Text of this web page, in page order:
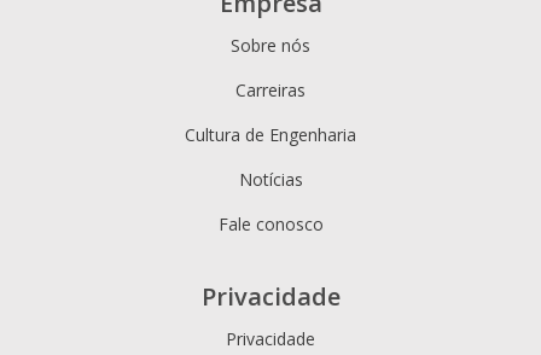
Sobre nós
Carreiras
Cultura de Engenharia
Notícias
Fale conosco
Privacidade
Privacidade